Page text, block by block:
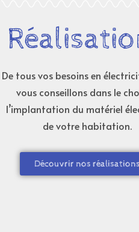
De tous vos besoins en
vous conseillons dans le
l’implantation du matériel
de votre habitation.
Découvrir nos réalisations